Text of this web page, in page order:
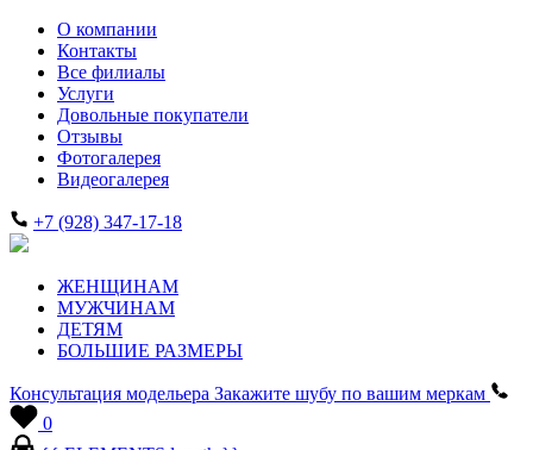
О компании
Контакты
Все филиалы
Услуги
Довольные покупатели
Отзывы
Фотогалерея
Видеогалерея
+7 (928) 347-17-18
ЖЕНЩИНАМ
МУЖЧИНАМ
ДЕТЯМ
БОЛЬШИЕ РАЗМЕРЫ
Консультация модельера Закажите шубу по вашим меркам
0